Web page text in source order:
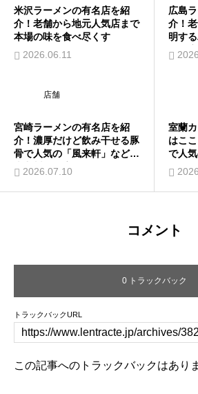
米沢ラーメンの有名店を紹
介！老舗から地元人気店まで
本場の味を食べ尽くす
2026.06.11
広島
介！
明す
人気店
店舗
宮崎ラーメンの有名店を紹
介！濃厚だけど飲み干せる豚
骨で人気の「風来軒」など、
南九州の名店を紹介
2026.07.10
室蘭
はこ
で人
コメント
0 トラックバック
トラックバックURL
この記事へのトラックバックはあり